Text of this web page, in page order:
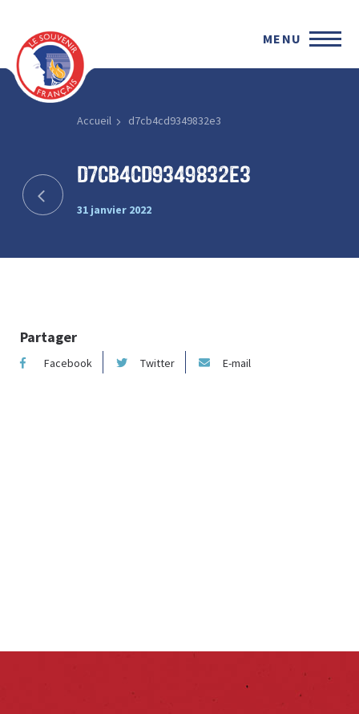
MENU
Accueil d7cb4cd9349832e3
d7cb4cd9349832e3
31 janvier 2022
Partager
Facebook Twitter E-mail